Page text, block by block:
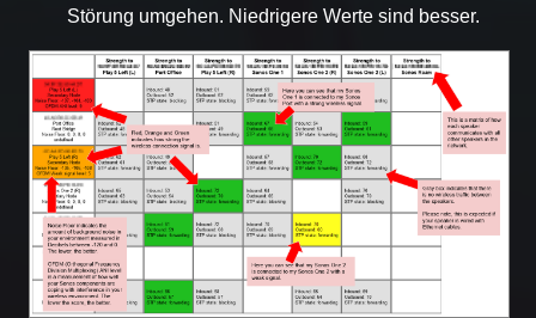
Störung umgehen. Niedrigere Werte sind besser.